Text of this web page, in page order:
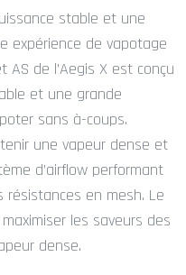
stable et une
expérience de vapotage
de l’Aegis X est conçu
et une grande
sans à-coups.
une vapeur dense et
d’airflow performant
en mesh. Le
les saveurs des
dense.